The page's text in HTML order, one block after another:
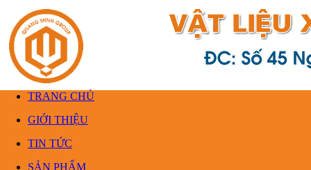
TRANG CHỦ
GIỚI THIỆU
TIN TỨC
SẢN PHẨM